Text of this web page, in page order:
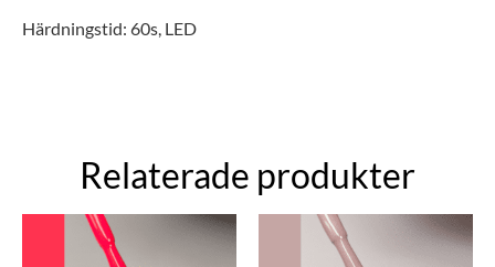
Härdningstid: 60s, LED
Relaterade produkter